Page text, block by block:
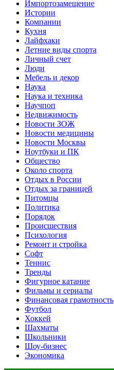
Импортозамещение
Истории
Компании
Кухня
Лайфхаки
Летние виды спорта
Личный счет
Люди
Мебель и декор
Наука
Наука и техника
Научпоп
Недвижимость
Новости ЗОЖ
Новости медицины
Новости Москвы
Ноутбуки и ПК
Общество
Около спорта
Отдых в России
Отдых за границей
Питомцы
Политика
Порядок
Происшествия
Психология
Ремонт и стройка
Софт
Теннис
Тренды
Фигурное катание
Фильмы и сериалы
Финансовая грамотность
Футбол
Хоккей
Шахматы
Школьники
Шоу-бизнес
Экономика